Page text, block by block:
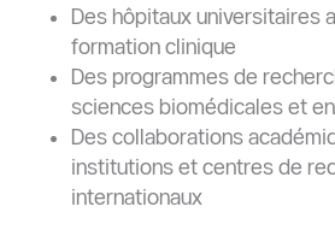
Des hôpitaux universitaires
formation clinique
Des programmes de
sciences biomédicales et
Des collaborations
institutions et centres de
internationaux